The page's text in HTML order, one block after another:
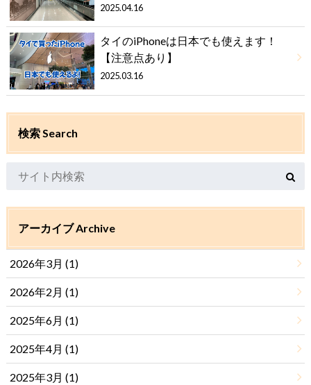
2025.04.16
タイのiPhoneは日本でも使えます！
【注意点あり】
2025.03.16
検索 Search
アーカイブ Archive
2026年3月 (1)
2026年2月 (1)
2025年6月 (1)
2025年4月 (1)
2025年3月 (1)